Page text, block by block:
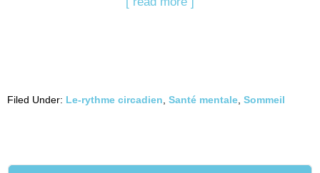
Filed Under: Le-rythme circadien Santé mentale Sommeil